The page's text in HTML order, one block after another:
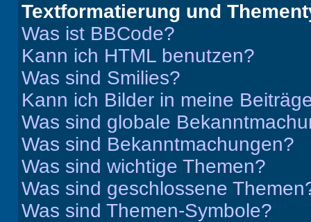
Textformatierung und
Was ist BBCode?
Kann ich HTML benutzen?
Was sind Smilies?
Kann ich Bilder in meine
Was sind globale
Was sind Bekanntmachungen?
Was sind wichtige Themen?
Was sind geschlossene
Was sind Themen-Symbole?